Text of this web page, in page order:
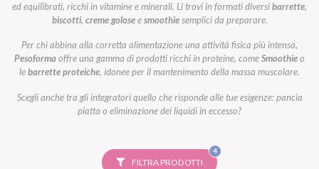
ed equilibrati, ricchi in vitamine e minerali. Li trovi in formati diversibarrette,
biscotti, creme goloseesmoothiesemplici da preparare.
Per chi abbina alla corretta alimentazione una attività fisica più intensa,
Pesoformaoffre una gamma di prodotti ricchi in proteine, comeSmoothieo
lebarrette proteiche, idonee per il mantenimento della massa muscolare.
Scegli anche tra gli integratori quello che risponde alle tue esigenze: pancia
piatta o eliminazione dei liquidi in eccesso?
FILTRA PRODOTTI
4FILTRI
SELEZIONATI